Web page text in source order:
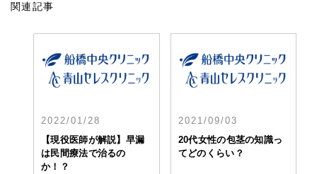
関連記事
2022/01/28
【現役医師が解説】早漏
は民間療法で治るの
か！？
2021/09/03
20代女性の包茎の知識っ
てどのくらい？